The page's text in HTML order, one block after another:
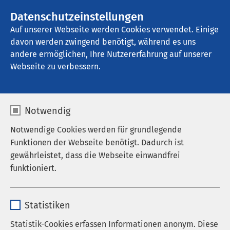
Datenschutzeinstellungen
Auf unserer Webseite werden Cookies verwendet. Einige
davon werden zwingend benötigt, während es uns
andere ermöglichen, Ihre Nutzererfahrung auf unserer
Webseite zu verbessern.
Notwendig
Notwendige Cookies werden für grundlegende
Funktionen der Webseite benötigt. Dadurch ist
gewährleistet, dass die Webseite einwandfrei
funktioniert.
Anbieter sgalinski
Statistiken
Statistik-Cookies erfassen Informationen anonym. Diese
AMEOS Privatklinikum Bad Aussee
Digitaler Burnout und
Medienabhängigkeit
Soziale Netzwerke, Nachrichtendienste, Streaming,
Gaming, News-Ticker: Ein großer Teil unseres
Lebens spielt sich bereits im Internet ab. Immer
mehr Menschen spüren dabei digitalen Stress. Auch
Medienabhängigkeit kann die Folge sein.